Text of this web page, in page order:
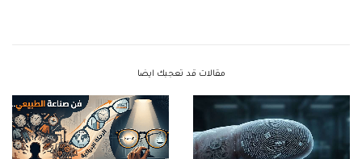
مقالات قد تعجبك ايضا